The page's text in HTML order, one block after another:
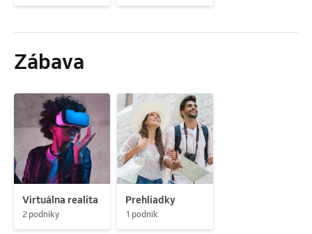
Zábava
Virtuálna realita
2 podniky
Prehliadky
1 podnik